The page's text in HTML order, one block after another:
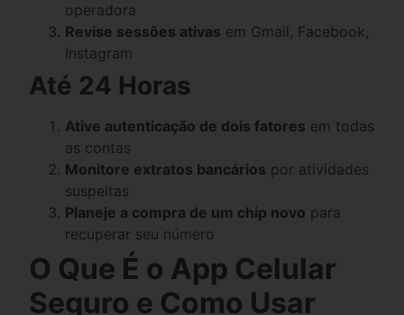
operadora
Revise sessões ativas em Gmail, Facebook,
Instagram
Até 24 Horas
Ative autenticação de dois fatores em todas
as contas
Monitore extratos bancários por atividades
suspeitas
Planeje a compra de um chip novo para
recuperar seu número
O Que É o App Celular
Seguro e Como Usar